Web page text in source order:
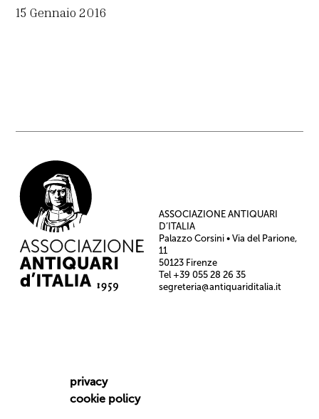
15 Gennaio 2016
ASSOCIAZIONE ANTIQUARI
D’ITALIA
Palazzo Corsini • Via del Parione,
11
50123 Firenze
Tel +39 055 28 26 35
segreteria@antiquariditalia.it
privacy
cookie policy